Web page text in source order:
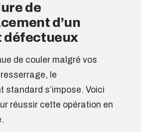
de
d’un
défectueux
de couler malgré vos
le
standard s’impose. Voici
réussir cette opération en